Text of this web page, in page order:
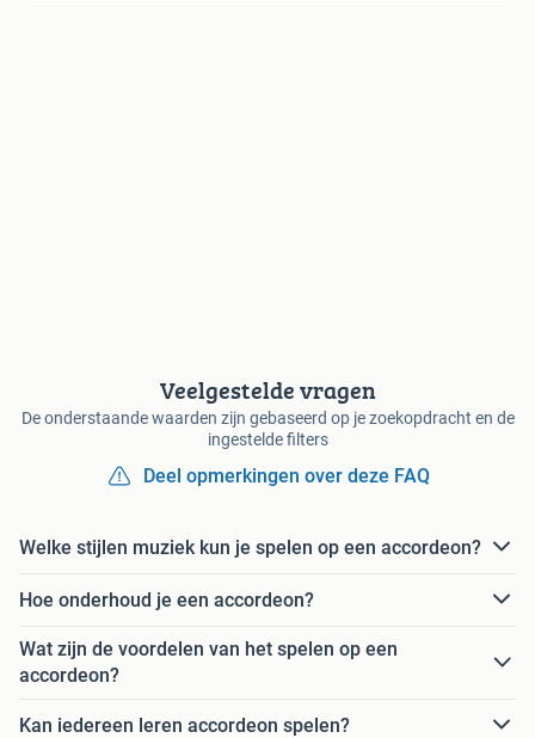
Veelgestelde vragen
De onderstaande waarden zijn gebaseerd op je zoekopdracht en de
ingestelde filters
Deel opmerkingen over deze FAQ
Welke stijlen muziek kun je spelen op een accordeon?
Hoe onderhoud je een accordeon?
Wat zijn de voordelen van het spelen op een
accordeon?
Kan iedereen leren accordeon spelen?